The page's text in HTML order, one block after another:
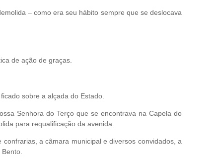
– como era seu hábito sempre que se deslocava
de ação de graças.
sobre a alçada do Estado.
Senhora do Terço que se encontrava na Capela do
para requalificação da avenida.
a câmara municipal e diversos convidados, a